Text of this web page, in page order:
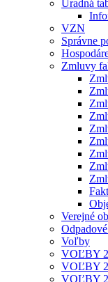
Úradná
VZN
Správne
Zmluvy
Verejné
Voľby
VOĽBY
VOĽBY
VOĽBY